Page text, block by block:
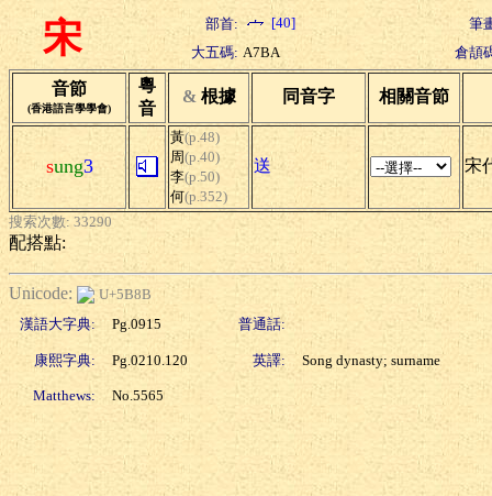
宋 部首: [40]
筆
大五碼: A7BA 倉頡
音節
(香港語言學學會)
粵
音
& 根據 同音字 相關音節
sung3
黃(p.48)
周(p.40)
李(p.50)
何(p.352)
送 宋
搜索次數: 33290
配搭點:
Unicode:
U+5B8B
漢語大字典:
Pg.0915 普通話:
康熙字典: Pg.0210.120 英譯: Song dynasty; surname
Matthews: No.5565